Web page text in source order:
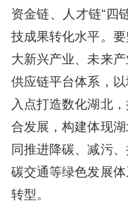
资金链、人才链“四
技成果转化水平。
大新兴产业、未来
供应链平台体系，
入点打造数化湖北
合发展，构建体现
同推进降碳、减污
碳交通等绿色发展
转型。